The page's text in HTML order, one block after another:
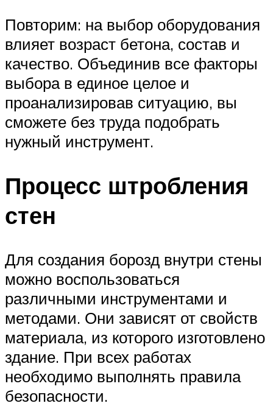
Повторим: на выбор оборудования
влияет возраст бетона, состав и
качество. Объединив все факторы
выбора в единое целое и
проанализировав ситуацию, вы
сможете без труда подобрать
нужный инструмент.
Процесс штробления
стен
Для создания борозд внутри стены
можно воспользоваться
различными инструментами и
методами. Они зависят от свойств
материала, из которого изготовлено
здание. При всех работах
необходимо выполнять правила
безопасности.